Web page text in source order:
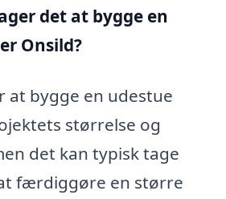
det at bygge en
Onsild?
at bygge en udestue
størrelse og
det kan typisk tage
færdiggøre en større